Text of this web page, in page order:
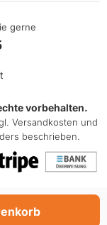
gerne
vorbehalten.
Versandkosten und
beschrieben.